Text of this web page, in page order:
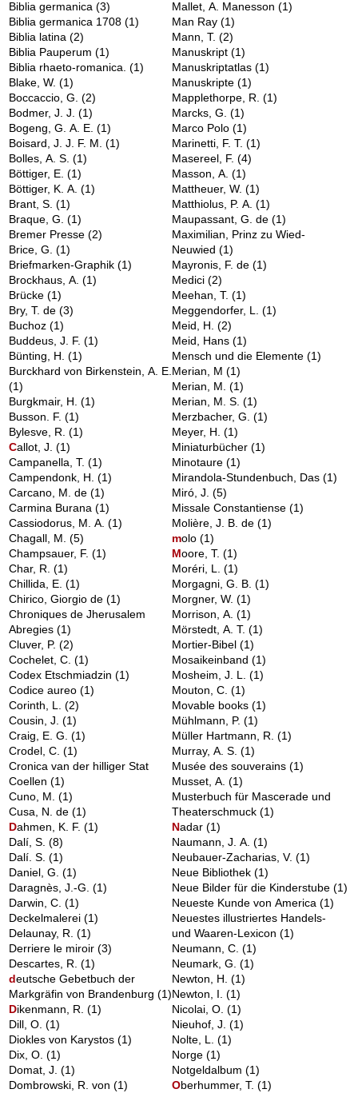
Biblia germanica(3)
Biblia germanica 1708(1)
Biblia latina(2)
Biblia Pauperum(1)
Biblia rhaeto-romanica.(1)
Blake, W.(1)
Boccaccio, G.(2)
Bodmer, J. J.(1)
Bogeng, G. A. E.(1)
Boisard, J. J. F. M.(1)
Bolles, A. S.(1)
Böttiger, E.(1)
Böttiger, K. A.(1)
Brant, S.(1)
Braque, G.(1)
Bremer Presse(2)
Brice, G.(1)
Briefmarken-Graphik(1)
Brockhaus, A.(1)
Brücke(1)
Bry, T. de(3)
Buchoz(1)
Buddeus, J. F.(1)
Bünting, H.(1)
Burckhard von Birkenstein, A. E.
(1)
Burgkmair, H.(1)
Busson. F.(1)
Bylesve, R.(1)
Callot, J.(1)
Campanella, T.(1)
Campendonk, H.(1)
Carcano, M. de(1)
Carmina Burana(1)
Cassiodorus, M. A.(1)
Chagall, M.(5)
Champsauer, F.(1)
Char, R.(1)
Chillida, E.(1)
Chirico, Giorgio de(1)
Chroniques de Jherusalem
Abregies(1)
Cluver, P.(2)
Cochelet, C.(1)
Codex Etschmiadzin(1)
Codice aureo(1)
Corinth, L.(2)
Cousin, J.(1)
Craig, E. G.(1)
Crodel, C.(1)
Cronica van der hilliger Stat
Coellen(1)
Cuno, M.(1)
Cusa, N. de(1)
Dahmen, K. F.(1)
Dalí, S.(8)
Dalí. S.(1)
Daniel, G.(1)
Daragnès, J.-G.(1)
Darwin, C.(1)
Deckelmalerei(1)
Delaunay, R.(1)
Derriere le miroir(3)
Descartes, R.(1)
deutsche Gebetbuch der
Markgräfin von Brandenburg(1)
Dikenmann, R.(1)
Dill, O.(1)
Diokles von Karystos(1)
Dix, O.(1)
Domat, J.(1)
Dombrowski, R. von(1)
Mallet, A. Manesson(1)
Man Ray(1)
Mann, T.(2)
Manuskript(1)
Manuskriptatlas(1)
Manuskripte(1)
Mapplethorpe, R.(1)
Marcks, G.(1)
Marco Polo(1)
Marinetti, F. T.(1)
Masereel, F.(4)
Masson, A.(1)
Mattheuer, W.(1)
Matthiolus, P. A.(1)
Maupassant, G. de(1)
Maximilian, Prinz zu Wied-
Neuwied(1)
Mayronis, F. de(1)
Medici(2)
Meehan, T.(1)
Meggendorfer, L.(1)
Meid, H.(2)
Meid, Hans(1)
Mensch und die Elemente(1)
Merian, M(1)
Merian, M.(1)
Merian, M. S.(1)
Merzbacher, G.(1)
Meyer, H.(1)
Miniaturbücher(1)
Minotaure(1)
Mirandola-Stundenbuch, Das(1)
Miró, J.(5)
Missale Constantiense(1)
Molière, J. B. de(1)
molo(1)
Moore, T.(1)
Moréri, L.(1)
Morgagni, G. B.(1)
Morgner, W.(1)
Morrison, A.(1)
Mörstedt, A. T.(1)
Mortier-Bibel(1)
Mosaikeinband(1)
Mosheim, J. L.(1)
Mouton, C.(1)
Movable books(1)
Mühlmann, P.(1)
Müller Hartmann, R.(1)
Murray, A. S.(1)
Musée des souverains(1)
Musset, A.(1)
Musterbuch für Mascerade und
Theaterschmuck(1)
Nadar(1)
Naumann, J. A.(1)
Neubauer-Zacharias, V.(1)
Neue Bibliothek(1)
Neue Bilder für die Kinderstube(1)
Neueste Kunde von America(1)
Neuestes illustriertes Handels-
und Waaren-Lexicon(1)
Neumann, C.(1)
Neumark, G.(1)
Newton, H.(1)
Newton, I.(1)
Nicolai, O.(1)
Nieuhof, J.(1)
Nolte, L.(1)
Norge(1)
Notgeldalbum(1)
Oberhummer, T.(1)